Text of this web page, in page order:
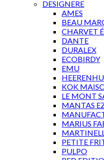
DESIGNERE
AMES
BEAU
CHARVET
DANTE
DURALEX
ECOBIRDY
EMU
KOK
LE MONT
MANTAS
MARIUS
PETITE
PULPO